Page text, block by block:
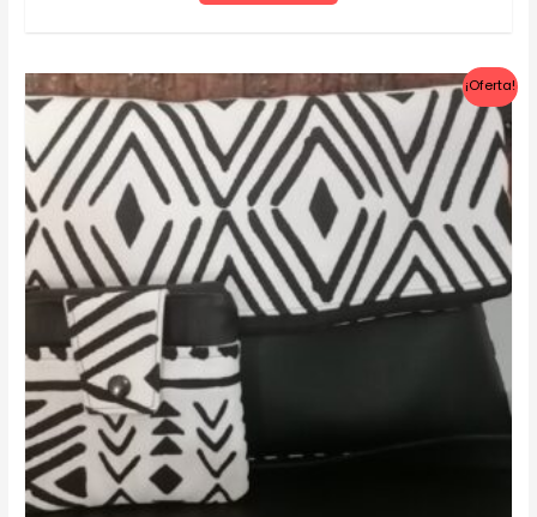
¡Oferta!